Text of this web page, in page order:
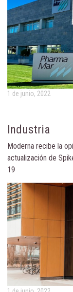
1 de junio, 2022
Industria
Moderna recibe la
actualización de
19